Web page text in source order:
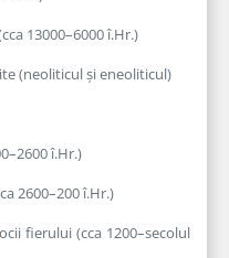
13000–6000 î.Hr.)
(neoliticul și eneoliticul)
î.Hr.)
2600–200 î.Hr.)
fierului (cca 1200–secolul